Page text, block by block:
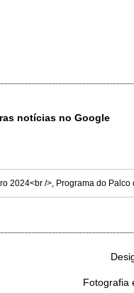
notícias no Google
Fotografia